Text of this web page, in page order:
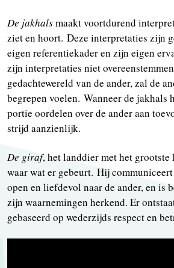
De jakhalsmaakt voortdurend
ziet en hoort. Deze interpretaties zijn
eigen referentiekader en zijn eigen
zijn interpretaties niet
gedachtewereld van de ander, zal de
begrepen voelen. Wanneer de jakhals
portie oordelen over de ander aan
strijd aanzienlijk.
De giraf, het landdier met het
waar wat er gebeurt. Hij
open en liefdevol naar de ander, en is
zijn waarnemingen herkend. Er
gebaseerd op wederzijds respect en